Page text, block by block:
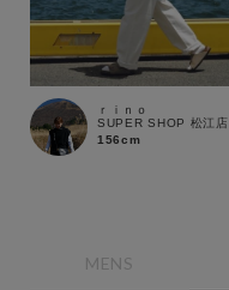
ｒｉｎｏ
SUPER SHOP 松江店
156cm
MENS